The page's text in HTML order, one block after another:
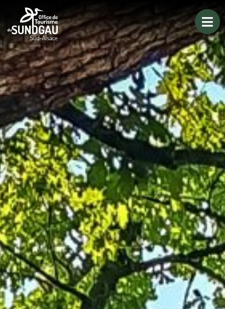
Panneau de gestion des cookies